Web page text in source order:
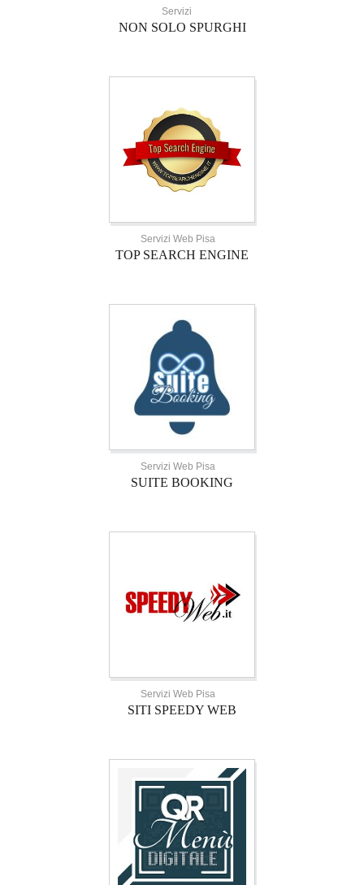
Servizi
NON SOLO SPURGHI
Servizi Web Pisa
TOP SEARCH ENGINE
Servizi Web Pisa
SUITE BOOKING
Servizi Web Pisa
SITI SPEEDY WEB